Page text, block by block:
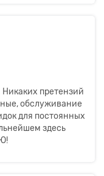
Никаких претензий
обслуживание
для постоянных
здесь